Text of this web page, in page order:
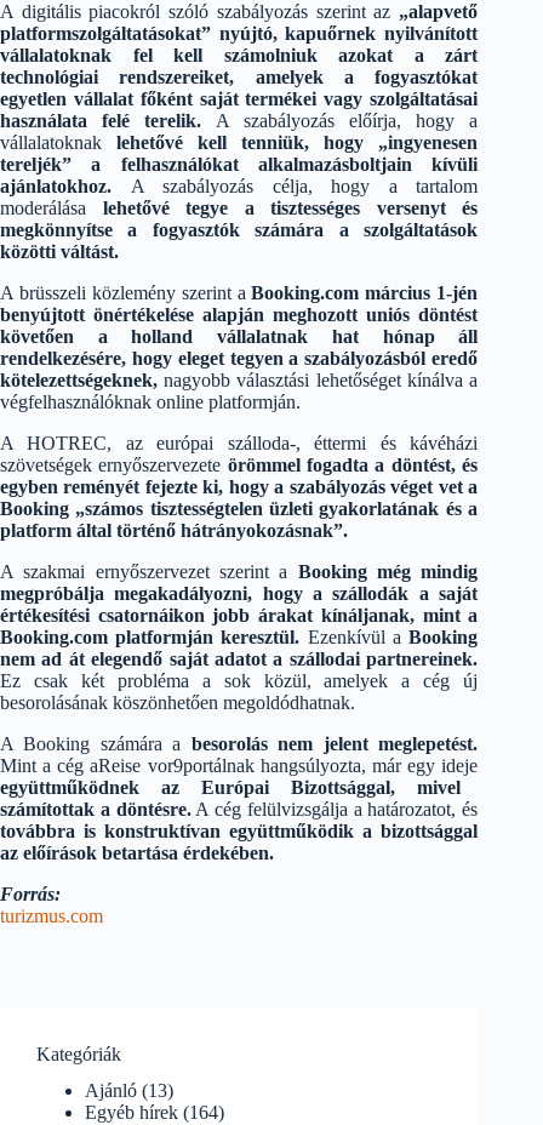
A digitális piacokról szóló szabályozás szerint az „alapvető
platformszolgáltatásokat” nyújtó, kapuőrnek nyilvánított
vállalatoknak fel kell számolniuk azokat a zárt
technológiai rendszereiket, amelyek a fogyasztókat
egyetlen vállalat főként saját termékei vagy szolgáltatásai
használata felé terelik. A szabályozás előírja, hogy a
vállalatoknaklehetővé kell tenniük, hogy „ingyenesen
tereljék” a felhasználókat alkalmazásboltjain kívüli
ajánlatokhoz. A szabályozás célja, hogy a tartalom
moderálása lehetővé tegye a tisztességes versenyt és
megkönnyítse a fogyasztók számára a szolgáltatások
közötti váltást.
A brüsszeli közlemény szerint aBooking.com március 1-jén
benyújtott önértékelése alapján meghozott uniós döntést
követően a holland vállalatnak hat hónap áll
rendelkezésére, hogy eleget tegyen a szabályozásból eredő
kötelezettségeknek, nagyobb választási lehetőséget kínálva a
végfelhasználóknak online platformján.
A HOTREC, az európai szálloda-, éttermi és kávéházi
szövetségek ernyőszervezete örömmel fogadta a döntést, és
egyben reményét fejezte ki, hogy a szabályozás véget vet a
Booking „számos tisztességtelen üzleti gyakorlatának és a
platform által történő hátrányokozásnak”.
A szakmai ernyőszervezet szerint a Booking még mindig
megpróbálja megakadályozni, hogy a szállodák a saját
értékesítési csatornáikon jobb árakat kínáljanak, mint a
Booking.com platformján keresztül. Ezenkívül aBooking
nem ad át elegendő saját adatot a szállodai partnereinek.
Ez csak két probléma a sok közül, amelyek a cég új
besorolásának köszönhetően megoldódhatnak.
A Booking számára a besorolás nem jelent meglepetést.
Mint a cég aReise vor9portálnak hangsúlyozta, már egy ideje
együttműködnek az Európai Bizottsággal, mivel
számítottak a döntésre.A cég felülvizsgálja a határozatot, és
továbbra is konstruktívan együttműködik a bizottsággal
az előírások betartása érdekében.
Forrás:
turizmus.com
Kategóriák
Ajánló (13)
Egyéb hírek (164)